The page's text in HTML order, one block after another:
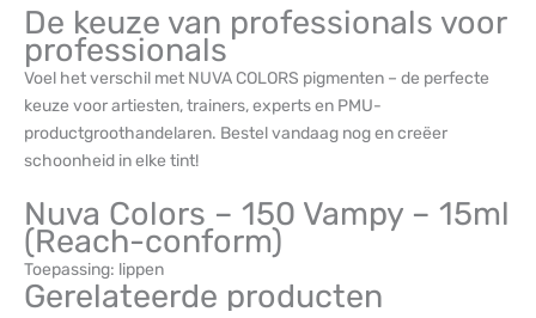
De keuze van professionals voor
professionals
Voel het verschil met NUVA COLORS pigmenten – de perfecte
keuze voor artiesten, trainers, experts en PMU-
productgroothandelaren. Bestel vandaag nog en creëer
schoonheid in elke tint!
Nuva Colors – 150 Vampy – 15ml
(Reach-conform)
Toepassing: lippen
Gerelateerde producten